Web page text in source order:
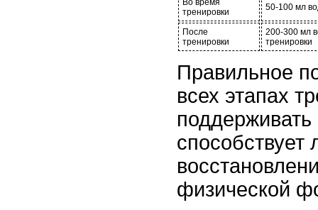
Во время
тренировки
50-100 мл
После
тренировки
200-300 мл
тренировки
Правильное
всех этапах
способствует
физической